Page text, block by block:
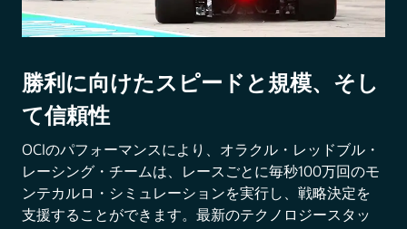
勝利に向けたスピードと規模、そし
て信頼性
OCIのパフォーマンスにより、オラクル・レッドブル・
レーシング・チームは、レースごとに毎秒100万回のモ
ンテカルロ・シミュレーションを実行し、戦略決定を
支援することができます。最新のテクノロジースタッ